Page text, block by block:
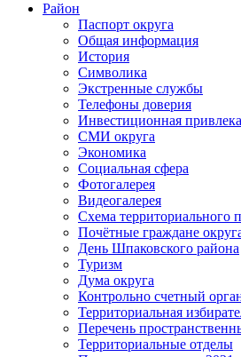
Район
Паспорт округа
Общая информация
История
Символика
Экстренные службы
Телефоны доверия
Инвестиционная
СМИ округа
Экономика
Социальная сфера
Фотогалерея
Видеогалерея
Схема территориального
Почётные граждане
День Шпаковского района
Туризм
Дума округа
Контрольно счетный
Территориальная
Перечень
Территориальные отделы